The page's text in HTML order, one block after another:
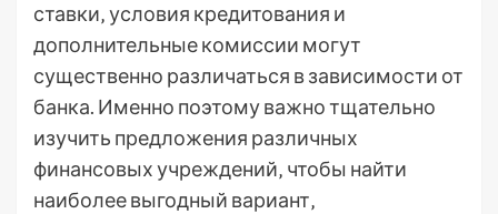
ставки‚ условия кредитования и
дополнительные комиссии могут
существенно различаться в зависимости от
банка. Именно поэтому важно тщательно
изучить предложения различных
финансовых учреждений‚ чтобы найти
наиболее выгодный вариант‚